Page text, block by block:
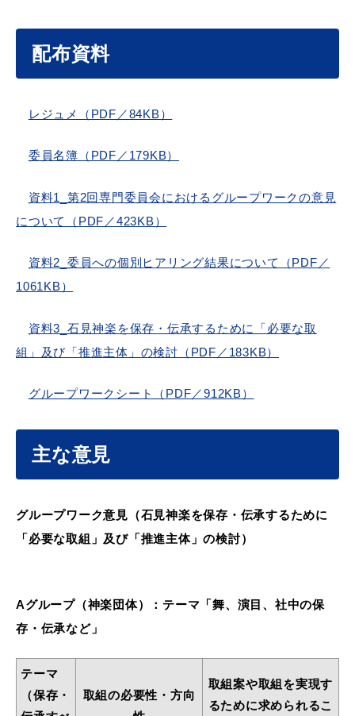
窓口案内
ダウンロード
移住・出会い応援（はまだ暮らし）
配布資料
レジュメ（PDF／84KB）
委員名簿（PDF／179KB）
資料1_第2回専門委員会におけるグループワークの意見
について（PDF／423KB）
資料2_委員への個別ヒアリング結果について（PDF／
1061KB）
資料3_石見神楽を保存・伝承するために「必要な取
組」及び「推進主体」の検討（PDF／183KB）
グループワークシート（PDF／912KB）
主な意見
グループワーク意見（石見神楽を保存・伝承するために
「必要な取組」及び「推進主体」の検討）
Aグループ（神楽団体）：テーマ「舞、演目、社中の保
存・伝承など」
テーマ
（保存・
取組の必要性・方向
取組案や取組を実現す
るために求められるこ